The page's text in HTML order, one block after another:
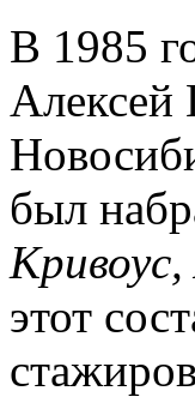
В 1985
был
этот